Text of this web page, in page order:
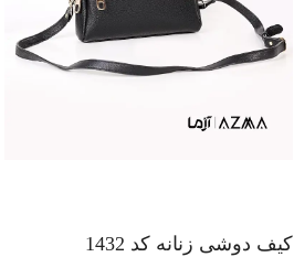
کیف دوشی زنانه کد 1432